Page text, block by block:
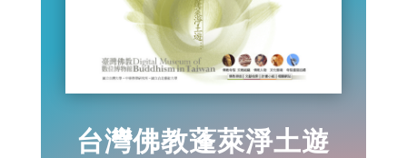
台灣佛教蓬萊淨土遊